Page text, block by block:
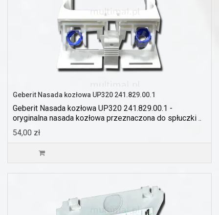
Geberit Nasada kozłowa UP320 241.829.00.1
Geberit Nasada kozłowa UP320 241.829.00.1 -
oryginalna nasada kozłowa przeznaczona do spłuczki ..
54,00 zł